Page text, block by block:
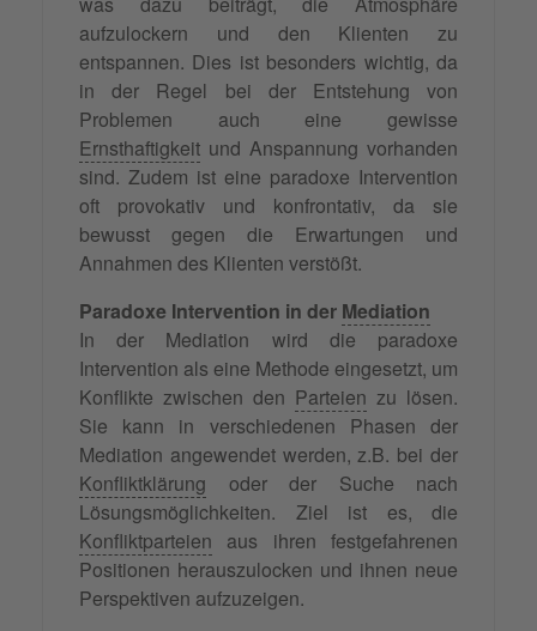
aufzulockern und den Klienten zu
entspannen. Dies ist besonders wichtig, da
in der Regel bei der Entstehung von
Problemen auch eine gewisse
Ernsthaftigkeit und Anspannung vorhanden
sind. Zudem ist eine paradoxe Intervention
oft provokativ und konfrontativ, da sie
bewusst gegen die Erwartungen und
Annahmen des Klienten verstößt.
Paradoxe Intervention in der Mediation
In der Mediation wird die paradoxe
Intervention als eine Methode eingesetzt, um
Konflikte zwischen den Parteien zu lösen.
Sie kann in verschiedenen Phasen der
Mediation angewendet werden, z.B. bei der
Konfliktklärung oder der Suche nach
Lösungsmöglichkeiten. Ziel ist es, die
Konfliktparteien aus ihren festgefahrenen
Positionen herauszulocken und ihnen neue
Perspektiven aufzuzeigen.